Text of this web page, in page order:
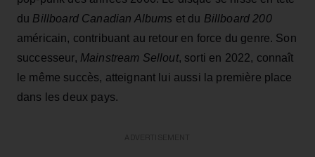
du Billboard Canadian Albums et du Billboard 200
américain, contribuant au retour en force du genre. Son
successeur, Mainstream Sellout, sorti en 2022, connaît
le même succès, atteignant lui aussi la première place
dans les deux pays.